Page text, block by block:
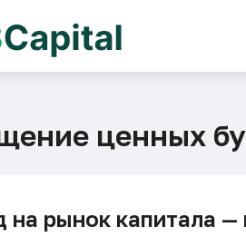
ценных
на рынок капитала —